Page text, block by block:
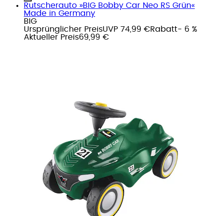
Rutscherauto »BIG Bobby Car Neo RS Grün«
Made in Germany
BIG
Ursprünglicher PreisUVP 74,99 €Rabatt- 6 %
Aktueller Preis69,99 €